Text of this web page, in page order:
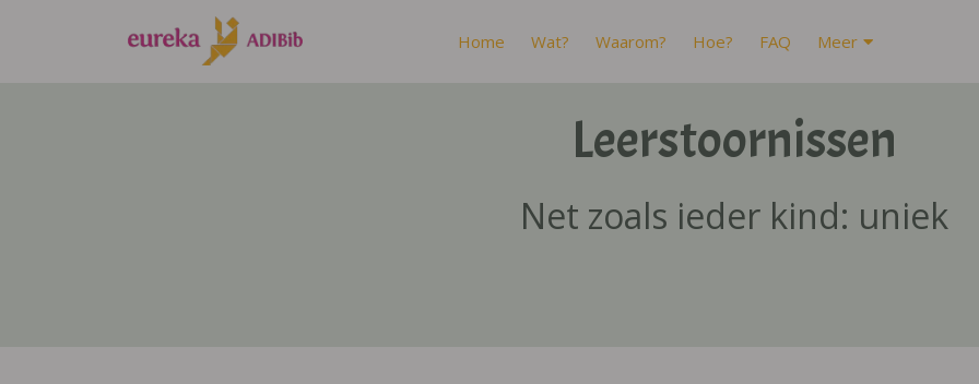
Home Wat? Waarom? Hoe? FAQ Meer
Leerstoornissen
Net zoals ieder kind: uniek